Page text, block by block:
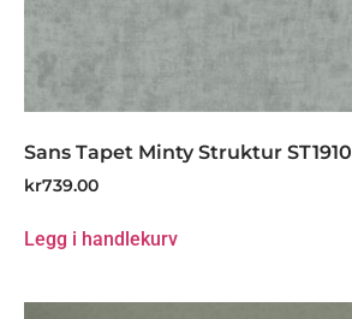
Sans Tapet Minty Struktur ST1910
kr739.00
Legg i handlekurv